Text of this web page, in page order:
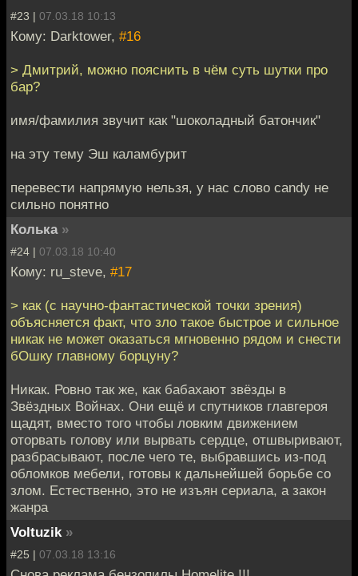
#23 | 07.03.18 10:13
Кому: Darktower, #16
> Дмитрий, можно пояснить в чём суть шутки про
бар?
имя/фамилия звучит как "шоколадный батончик"
на эту тему Эш каламбурит
перевести напрямую нельзя, у нас слово candy не
сильно понятно
Колька »
#24 | 07.03.18 10:40
Кому: ru_steve, #17
> как (с научно-фантастической точки зрения)
объясняется факт, что зло такое быстрое и сильное
никак не может оказаться мгновенно рядом и снести
бОшку главному борцуну?
Никак. Ровно так же, как бабахают звёзды в
Звёздных Войнах. Они ещё и спутников главгероя
щадят, вместо того чтобы ловким движением
оторвать голову или вырвать сердце, отшвыривают,
разбрасывают, после чего те, выбравшись из-под
обломков мебели, готовы к дальнейшей борьбе со
злом. Естественно, это не изъян сериала, а закон
жанра
Voltuzik »
#25 | 07.03.18 13:16